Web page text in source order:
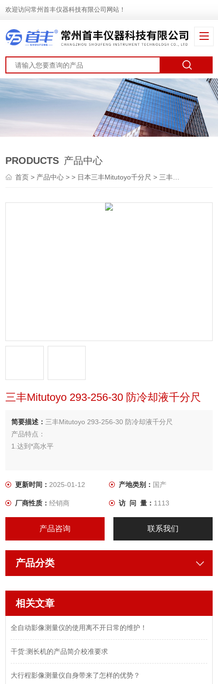
欢迎访问常州首丰仪器科技有限公司网站！
PRODUCTS 产品中心
首页> 产品中心 > > 日本三丰Mitutoyo千分尺 > 三丰Mitutoyo 293-256-30 防冷却液千分尺
三丰Mitutoyo 293-256-30 防冷却液千分尺
简要描述： 三丰Mitutoyo 293-256-30 防冷却液千分尺
产品特点：
1.达到*高水平
形状( 凸起形状）
4.通过棘轮套管提高了单手的操作性。
5.所有塑料元件均采用耐油性材料。
计过程控制系
更新时间：2025-01-12 产地类别： 国产
厂商性质：经销商 访 问 量： 1113
产品咨询 联系我们
产品分类
相关文章
全自动影像测量仪的使用离不开日常的维护！
干货:测长机的产品简介校准要求
大行程影像测量仪自身带来了怎样的优势？